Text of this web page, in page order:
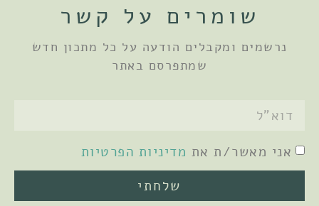
שומרים על קשר
נרשמים ומקבלים הודעה על כל מתכון חדש
שמתפרסם באתר
אני מאשר/ת את מדיניות הפרטיות
שלחתי